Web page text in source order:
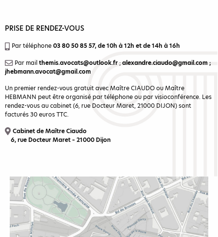
PRISE DE RENDEZ-VOUS
Par téléphone03 80 50 85 57, de 10h à 12h et de 14h à 16h
Par mailthemis.avocats@outlook.fr ;alexandre.ciaudo@gmail.com ;
jhebmann.avocat@gmail.com
Un premier rendez-vous gratuit avec Maître CIAUDO ou Maître
HEBMANN peut être organisé par téléphone ou par visioconférence. Les
rendez-vous au cabinet (6, rue Docteur Maret, 21000 DIJON) sont
facturés 30 euros TTC.
Cabinet de Maître Ciaudo
6, rue Docteur Maret – 21000 Dijon